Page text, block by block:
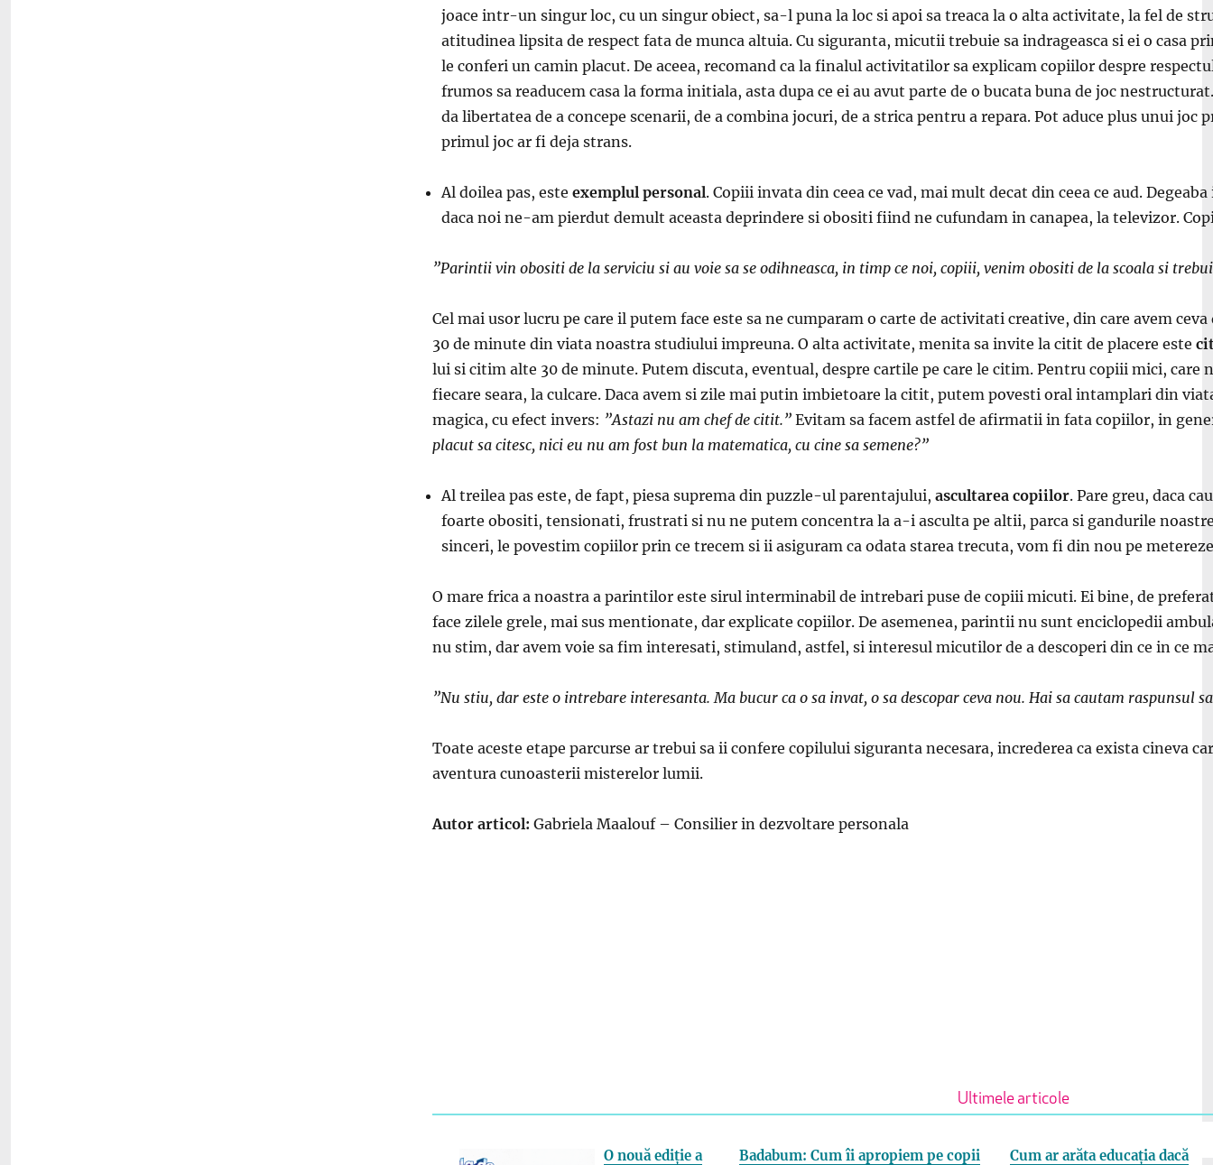
joace intr-un singur loc, cu un singur obiect, sa-l puna la loc si apoi sa treaca la o alta activitate, la fel de
atitudinea lipsita de respect fata de munca altuia. Cu siguranta, micutii trebuie sa indrageasca si ei o casa
le conferi un camin placut. De aceea, recomand ca la finalul activitatilor sa explicam copiilor despre
frumos sa readucem casa la forma initiala, asta dupa ce ei au avut parte de o bucata buna de joc
da libertatea de a concepe scenarii, de a combina jocuri, de a strica pentru a repara. Pot aduce plus unui
primul joc ar fi deja strans.
Al doilea pas, este exemplul personal. Copiii invata din ceea ce vad, mai mult decat din ceea ce aud.
daca noi ne-am pierdut demult aceasta deprindere si obositi fiind ne cufundam in canapea, la televizor.
”Parintii vin obositi de la serviciu si au voie sa se odihneasca, in timp ce noi, copiii, venim obositi de la scoala si
Cel mai usor lucru pe care il putem face este sa ne cumparam o carte de activitati creative, din care avem
30 de minute din viata noastra studiului impreuna. O alta activitate, menita sa invite la citit de placere este
lui si citim alte 30 de minute. Putem discuta, eventual, despre cartile pe care le citim. Pentru copiii mici, care
fiecare seara, la culcare. Daca avem si zile mai putin imbietoare la citit, putem povesti oral intamplari din
magica, cu efect invers: ”Astazi nu am chef de citit.”Evitam sa facem astfel de afirmatii in fata copiilor, in
placut sa citesc, nici eu nu am fost bun la matematica, cu cine sa semene?”
Al treilea pas este, de fapt, piesa suprema din puzzle-ul parentajului, ascultarea copiilor. Pare greu, daca
foarte obositi, tensionati, frustrati si nu ne putem concentra la a-i asculta pe altii, parca si gandurile
sinceri, le povestim copiilor prin ce trecem si ii asiguram ca odata starea trecuta, vom fi din nou pe
O mare frica a noastra a parintilor este sirul interminabil de intrebari puse de copiii micuti. Ei bine, de
face zilele grele, mai sus mentionate, dar explicate copiilor. De asemenea, parintii nu sunt enciclopedii
nu stim, dar avem voie sa fim interesati, stimuland, astfel, si interesul micutilor de a descoperi din ce in ce
”Nu stiu, dar este o intrebare interesanta. Ma bucur ca o sa invat, o sa descopar ceva nou. Hai sa cautam
Toate aceste etape parcurse ar trebui sa ii confere copilului siguranta necesara, increderea ca exista cineva
aventura cunoasterii misterelor lumii.
Autor articol: Gabriela Maalouf – Consilier in dezvoltare personala
Ultimele articole
O nouă ediție a
Badabum: Cum îi apropiem pe copii
Cum ar arăta educația dacă